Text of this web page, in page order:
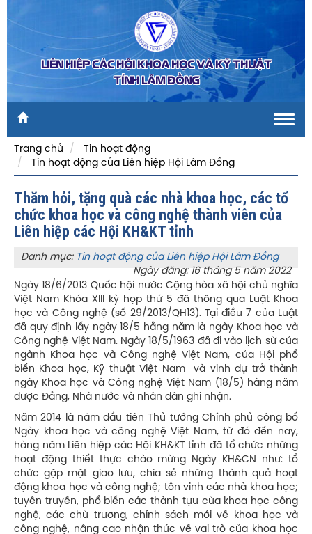
LIÊN HIỆP CÁC HỘI KHOA HỌC VÀ KỸ THUẬT
TỈNH LÂM ĐỒNG
Trang chủ
Tin hoạt động
Tin hoạt động của Liên hiệp Hội Lâm Đồng
Thăm hỏi, tặng quà các nhà khoa học, các tổ
chức khoa học và công nghệ thành viên của
Liên hiệp các Hội KH&KT tỉnh
Danh mục: Tin hoạt động của Liên hiệp Hội Lâm Đồng
Ngày đăng: 16 tháng 5 năm 2022
Ngày 18/6/2013 Quốc hội nước Cộng hòa xã hội chủ nghĩa
Việt Nam Khóa XIII kỳ họp thứ 5 đã thông qua Luật Khoa
học và Công nghệ (số 29/2013/QH13). Tại điều 7 của Luật
đã quy định lấy ngày 18/5 hằng năm là ngày Khoa học và
Công nghệ Việt Nam. Ngày 18/5/1963 đã đi vào lịch sử của
ngành Khoa học và Công nghệ Việt Nam, của Hội phổ
biến Khoa học, Kỹ thuật Việt Nam và vinh dự trở thành
ngày Khoa học và Công nghệ Việt Nam (18/5) hàng năm
được Đảng, Nhà nước và nhân dân ghi nhận.
Năm 2014 là năm đầu tiên Thủ tướng Chính phủ công bố
Ngày khoa học và công nghệ Việt Nam, từ đó đến nay,
hàng năm Liên hiệp các Hội KH&KT tỉnh đã tổ chức những
hoạt động thiết thực chào mừng Ngày KH&CN như: tổ
chức gặp mặt giao lưu, chia sẻ những thành quả hoạt
động khoa học và công nghệ; tôn vinh các nhà khoa học;
tuyên truyền, phổ biến các thành tựu của khoa học công
nghệ, các chủ trương, chính sách mới về khoa học và
công nghệ, nâng cao nhận thức về vai trò của khoa học